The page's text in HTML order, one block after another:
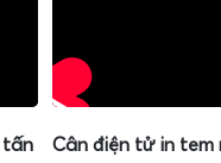
tấn Cân điện tử in tem